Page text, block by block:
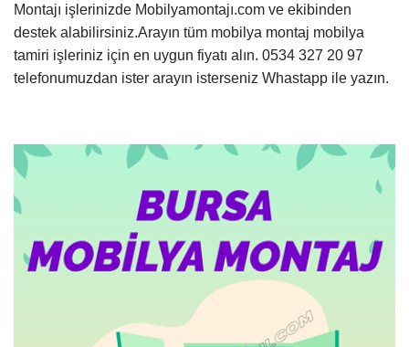
Montajı işlerinizde Mobilyamontajı.com ve ekibinden
destek alabilirsiniz.Arayın tüm mobilya montaj mobilya
tamiri işleriniz için en uygun fiyatı alın. 0534 327 20 97
telefonumuzdan ister arayın isterseniz Whastapp ile yazın.